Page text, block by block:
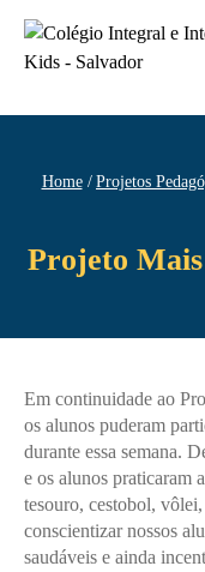
Home Projetos
Projeto
Em continuidade ao
os alunos puderam
durante essa semana.
e os alunos praticaram
tesouro, cestobol,
conscientizar nossos
saudáveis e ainda